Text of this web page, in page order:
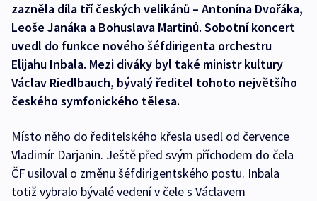
zazněla díla tří českých velikánů – Antonína Dvořáka,
Leoše Janáka a Bohuslava Martinů. Sobotní koncert
uvedl do funkce nového šéfdirigenta orchestru
Elijahu Inbala. Mezi diváky byl také ministr kultury
Václav Riedlbauch, bývalý ředitel tohoto největšího
českého symfonického tělesa.
Místo něho do ředitelského křesla usedl od července
Vladimír Darjanin. Ještě před svým příchodem do čela
ČF usiloval o změnu šéfdirigentského postu. Inbala
totiž vybralo bývalé vedení v čele s Václavem